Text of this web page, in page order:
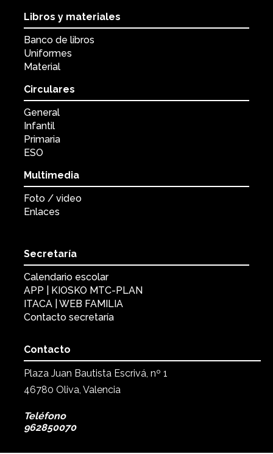
Libros y materiales
Banco de libros
Uniformes
Material
Circulares
General
Infantil
Primaria
ESO
Multimedia
Foto / video
Enlaces
Secretaría
Calendario escolar
APP | KIOSKO MTC-PLAN
ITACA | WEB FAMILIA
Contacto secretaría
Contacto
Plaza Juan Bautista Escrivá, nº 1
46780 Oliva, Valencia
Teléfono
962850070